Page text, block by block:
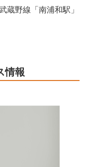
蔵野線「南浦和駅」
情報